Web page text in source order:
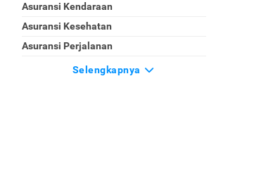
Asuransi Kendaraan
Asuransi Kesehatan
Asuransi Perjalanan
Selengkapnya